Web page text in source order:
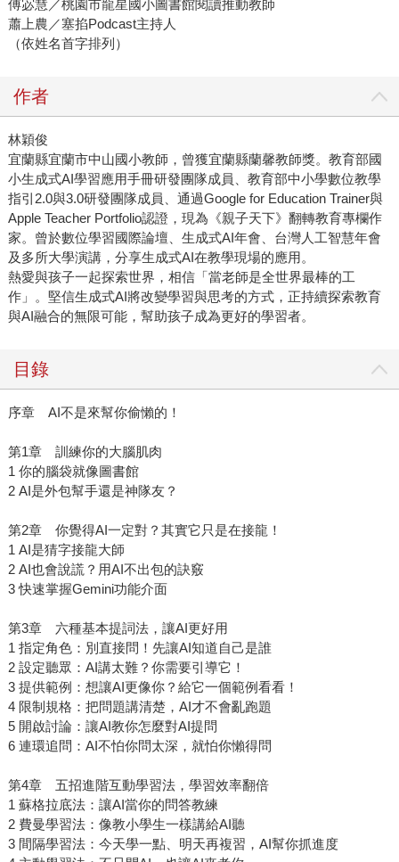
傅宓慧／桃園市龍星國小圖書館閱讀推動教師
蕭上農／塞掐Podcast主持人
（依姓名首字排列）
作者
林穎俊
宜蘭縣宜蘭市中山國小教師，曾獲宜蘭縣蘭馨教師獎。教育部國
小生成式AI學習應用手冊研發團隊成員、教育部中小學數位教學
指引2.0與3.0研發團隊成員、通過Google for Education Trainer與
Apple Teacher Portfolio認證，現為《親子天下》翻轉教育專欄作
家。曾於數位學習國際論壇、生成式AI年會、台灣人工智慧年會
及多所大學演講，分享生成式AI在教學現場的應用。
熱愛與孩子一起探索世界，相信「當老師是全世界最棒的工
作」。堅信生成式AI將改變學習與思考的方式，正持續探索教育
與AI融合的無限可能，幫助孩子成為更好的學習者。
目錄
序章 AI不是來幫你偷懶的！
第1章 訓練你的大腦肌肉
1 你的腦袋就像圖書館
2 AI是外包幫手還是神隊友？
第2章 你覺得AI一定對？其實它只是在接龍！
1 AI是猜字接龍大師
2 AI也會說謊？用AI不出包的訣竅
3 快速掌握Gemini功能介面
第3章 六種基本提詞法，讓AI更好用
1 指定角色：別直接問！先讓AI知道自己是誰
2 設定聽眾：AI講太難？你需要引導它！
3 提供範例：想讓AI更像你？給它一個範例看看！
4 限制規格：把問題講清楚，AI才不會亂跑題
5 開啟討論：讓AI教你怎麼對AI提問
6 連環追問：AI不怕你問太深，就怕你懶得問
第4章 五招進階互動學習法，學習效率翻倍
1 蘇格拉底法：讓AI當你的問答教練
2 費曼學習法：像教小學生一樣講給AI聽
3 間隔學習法：今天學一點、明天再複習，AI幫你抓進度